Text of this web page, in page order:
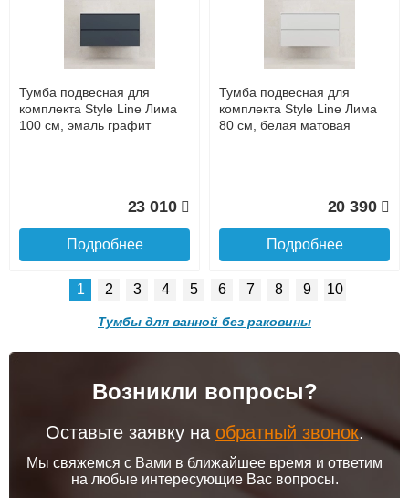
возможность
Подробнее о доставке
Лима 80 см, белый матовый
15 145
раковиной Style Line Лима
100 см, эмаль графит
33 100
Тумба под раковину
подвесная Style Line Лима
70 ЛС-00002466, графит
Тумба под раковину
подвесная Style Line 60
Лима ЛС-00002463, графит
Тумба подвесная для
комплекта Style Line Лима
100 см, эмаль графит
23 010
Подробнее
Тумба подвесная для
комплекта Style Line Лима
80 см, белая матовая
20 390
Подробнее
Тумба подвесная для
100 см, белая матовая
Тумба напольная для
80 см, эмаль графит
1 2 3 4 5 6 7 8 9 10
Тумбы для ванной без раковины
Возникли вопросы?
Оставьте заявку на обратный звонок.
Мы свяжемся с Вами в ближайшее время и ответим
на любые интересующие Вас вопросы.